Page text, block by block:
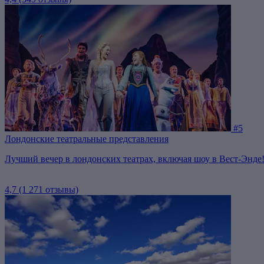
#5
Лондонские театральные представления
Лучший вечер в лондонских театрах, включая шоу в Вест-Энде!
4,7 (1 271 отзывы)